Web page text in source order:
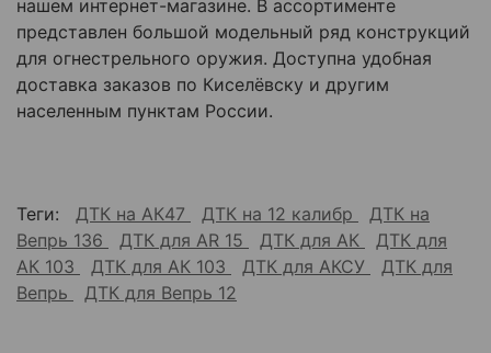
нашем интернет-магазине. В ассортименте
представлен большой модельный ряд конструкций
для огнестрельного оружия. Доступна удобная
доставка заказов по Киселёвску и другим
населенным пунктам России.
Теги: ДТК на АК47 ДТК на 12 калибр
ДТК на
Вепрь 136
ДТК для AR 15 ДТК для АК
ДТК для
АК 103
ДТК для АК 103 ДТК для АКСУ
ДТК для
Вепрь
ДТК для Вепрь 12